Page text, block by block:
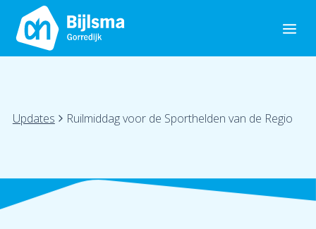
Updates Ruilmiddag voor de Sporthelden van de Regio